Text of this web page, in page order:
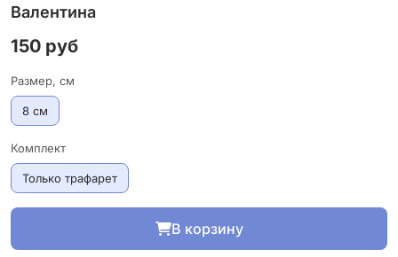
Валентина
150 руб
Размер, см
8 см
Комплект
Только трафарет
В корзину